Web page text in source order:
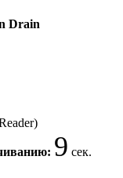
Drain
9 сек.